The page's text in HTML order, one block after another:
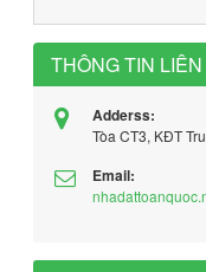
THÔNG TIN
Adderss:
Tòa CT3, KĐT
Email: